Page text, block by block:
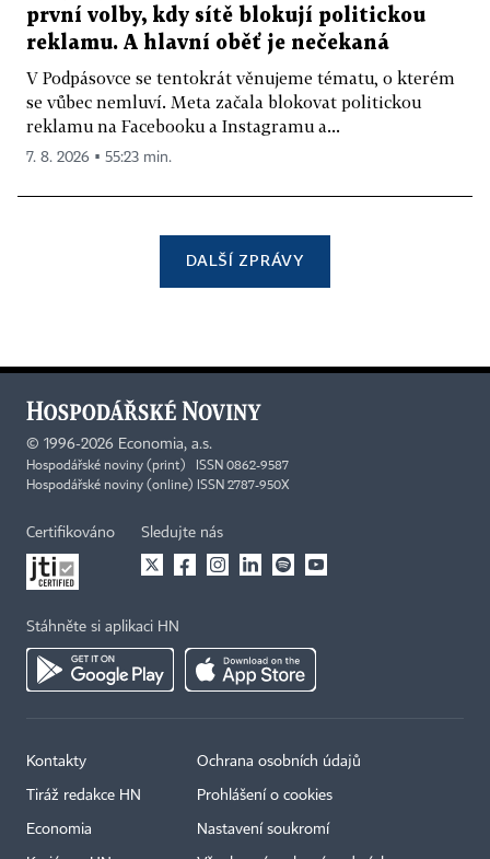
první volby, kdy sítě blokují politickou
reklamu. A hlavní oběť je nečekaná
V Podpásovce se tentokrát věnujeme tématu, o kterém
se vůbec nemluví. Meta začala blokovat politickou
reklamu na Facebooku a Instagramu a...
7. 8. 2026 ▪ 55:23 min.
DALŠÍ ZPRÁVY
© 1996-2026 Economia, a.s.
Hospodářské noviny (print) ISSN 0862-9587
Hospodářské noviny (online) ISSN 2787-950X
Certifikováno Sledujte nás
Stáhněte si aplikaci HN
Kontakty
Tiráž redakce HN
Economia
Ochrana osobních údajů
Prohlášení o cookies
Nastavení soukromí